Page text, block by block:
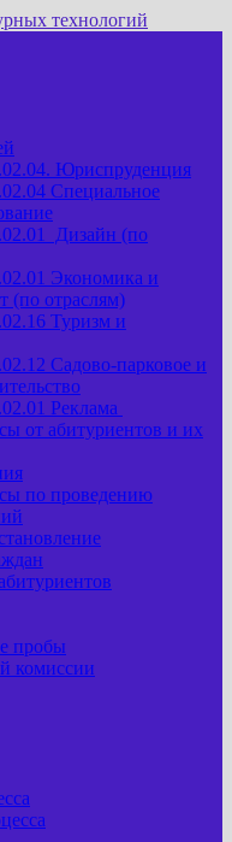
Юриспруденция
Специальное
Дизайн (по
Экономика и
(по отраслям)
Туризм и
Садово-парковое и
Реклама
от абитуриентов и их
по проведению
пробы
комиссии